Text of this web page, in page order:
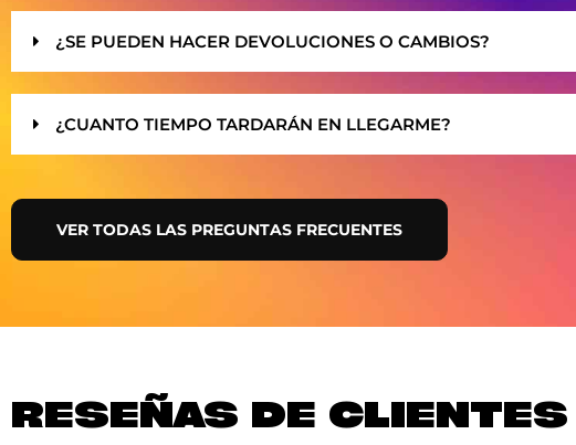
¿SE PUEDEN HACER DEVOLUCIONES O CAMBIOS?
¿CUANTO TIEMPO TARDARÁN EN LLEGARME?
VER TODAS LAS PREGUNTAS FRECUENTES
RESEÑAS DE CLIENTES